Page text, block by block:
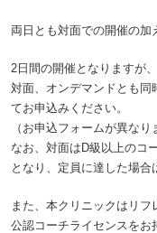
両日とも対面での開催の加
2日間の開催となりますが
対面、オンデマンドとも同
てお申込みください。
（お申込フォームが異な
なお、対面はD級以上のコ
となり、定員に達した場合
また、本クリニックはリ
公認コーチライセンスをお